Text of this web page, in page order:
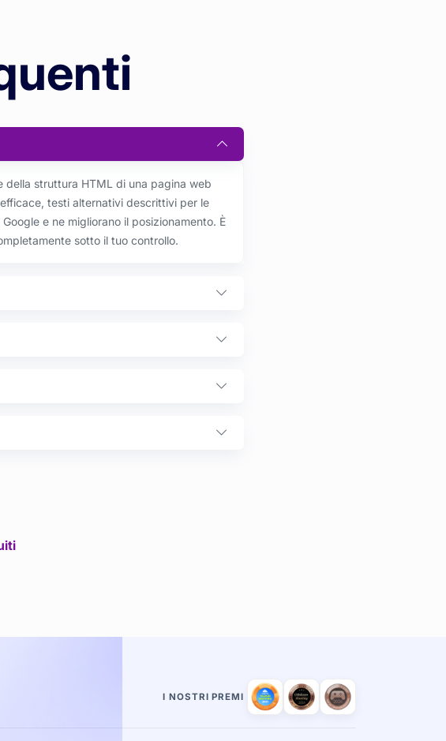
struttura HTML di una pagina web
testi alternativi descrittivi per le
e ne migliorano il posizionamento. È
sotto il tuo controllo.
I NOSTRI PREMI